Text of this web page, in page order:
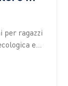
per ragazzi
e
una